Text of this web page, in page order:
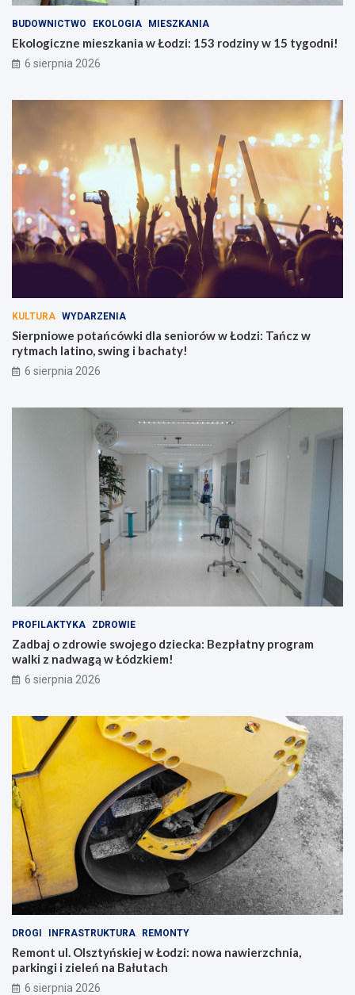
BUDOWNICTWO EKOLOGIA MIESZKANIA
Ekologiczne mieszkania w Łodzi: 153 rodziny w 15 tygodni!
6 sierpnia 2026
KULTURA WYDARZENIA
Sierpniowe potańcówki dla seniorów w Łodzi: Tańcz w
rytmach latino, swing i bachaty!
6 sierpnia 2026
PROFILAKTYKA ZDROWIE
Zadbaj o zdrowie swojego dziecka: Bezpłatny program
walki z nadwagą w Łódzkiem!
6 sierpnia 2026
DROGI INFRASTRUKTURA REMONTY
Remont ul. Olsztyńskiej w Łodzi: nowa nawierzchnia,
parkingi i zieleń na Bałutach
6 sierpnia 2026